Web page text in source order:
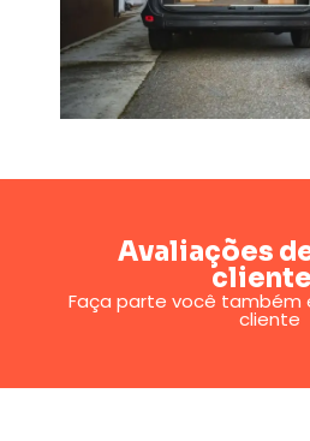
Avaliações
Faça parte você também
cliente